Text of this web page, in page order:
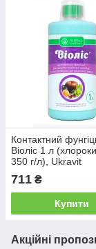
Контактний
Віоліс 1 л
350 г/л), Ukravit
711 ₴
Купити
Акційні